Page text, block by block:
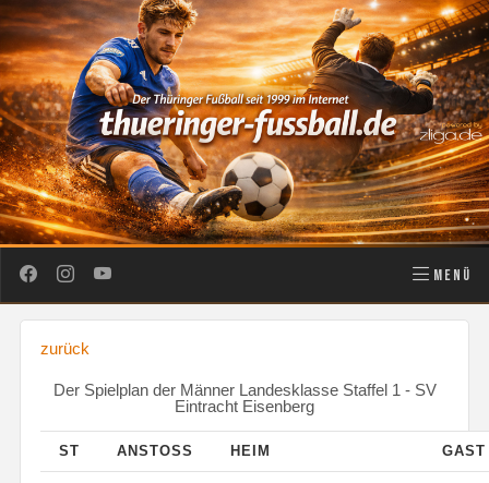
MENÜ
zurück
Der Spielplan der Männer Landesklasse Staffel 1 - SV
Eintracht Eisenberg
ST ANSTOSS HEIM